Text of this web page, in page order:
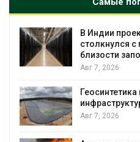
В Индии
столкнулся с
близости
Авг 7, 2026
Авг 7, 2026